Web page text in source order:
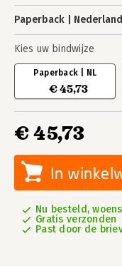
Paperback
Kies uw bindwijze
Paperback | NL
€ 45,73
€ 45,73
In
Nu besteld,
Gratis verzonden
Past door de